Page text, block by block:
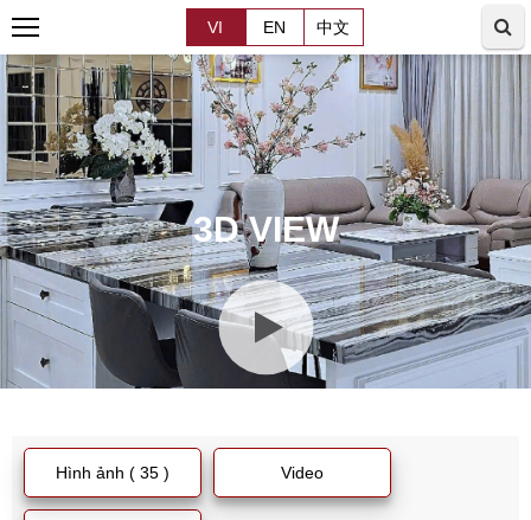
VI EN 中文
3D VIEW
Hình ảnh ( 35 ) Video